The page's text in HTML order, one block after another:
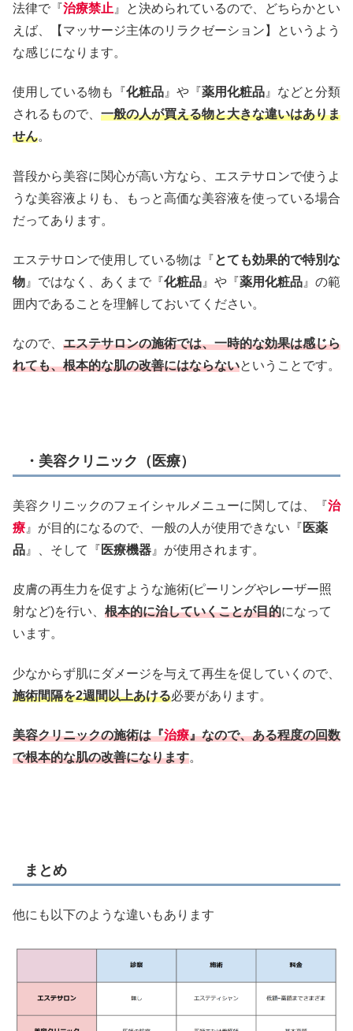
法律で『治療禁止 』と決められているので、どちらかとい
えば、【マッサージ主体のリラクゼーション】というよう
な感じになります。
使用している物も『化粧品 』や『薬用化粧品 』などと分類
されるもので、 一般の人が買える物と大きな違いはありま
せん。
普段から美容に関心が高い方なら、エステサロンで使うよ
うな美容液よりも、もっと高価な美容液を使っている場合
だってあります。
エステサロンで使用している物は『とても効果的で特別な
物 』ではなく、あくまで『化粧品 』や『薬用化粧品 』の範
囲内であることを理解しておいてください。
なので、 エステサロンの施術では、一時的な効果は感じら
れても、根本的な肌の改善にはならないということです。
・美容クリニック（医療）
美容クリニックのフェイシャルメニューに関しては、『治
療 』が目的になるので、一般の人が使用できない『 医薬
品 』、そして『 医療機器 』が使用されます。
皮膚の再生力を促すような施術(ピーリングやレーザー照
射など)を行い、 根本的に治していくことが目的になって
います。
少なからず肌にダメージを与えて再生を促していくので、
施術間隔を2週間以上あける必要があります。
美容クリニックの施術は『治療』なので、ある程度の回数
で根本的な肌の改善になります。
まとめ
他にも以下のような違いもあります